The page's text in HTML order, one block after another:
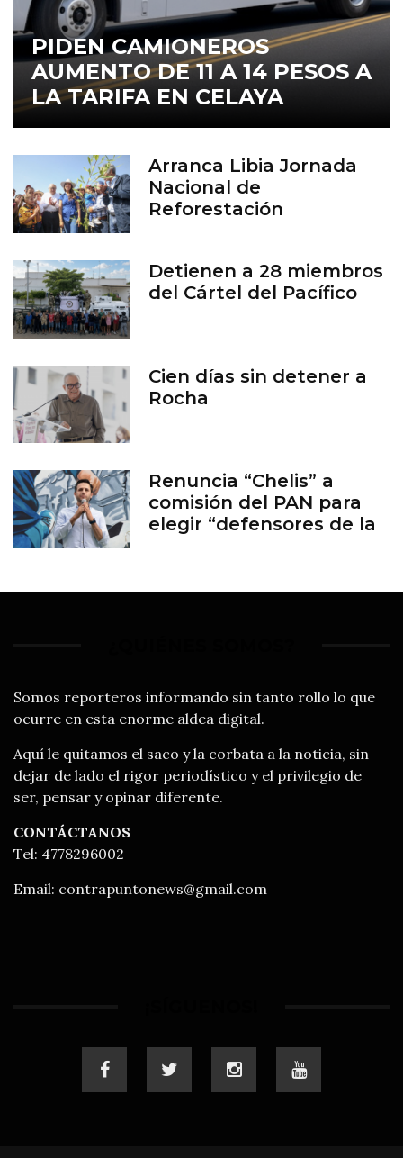
PIDEN CAMIONEROS
AUMENTO DE 11 A 14 PESOS A
LA TARIFA EN CELAYA
Arranca Libia Jornada
Nacional de
Reforestación
Detienen a 28 miembros
del Cártel del Pacífico
Cien días sin detener a
Rocha
Renuncia “Chelis” a
comisión del PAN para
elegir “defensores de la
Somos reporteros informando sin tanto rollo lo que
ocurre en esta enorme aldea digital.
Aquí le quitamos el saco y la corbata a la noticia, sin
dejar de lado el rigor periodístico y el privilegio de
ser, pensar y opinar diferente.
CONTÁCTANOS
Tel: 4778296002
Email: contrapuntonews@gmail.com